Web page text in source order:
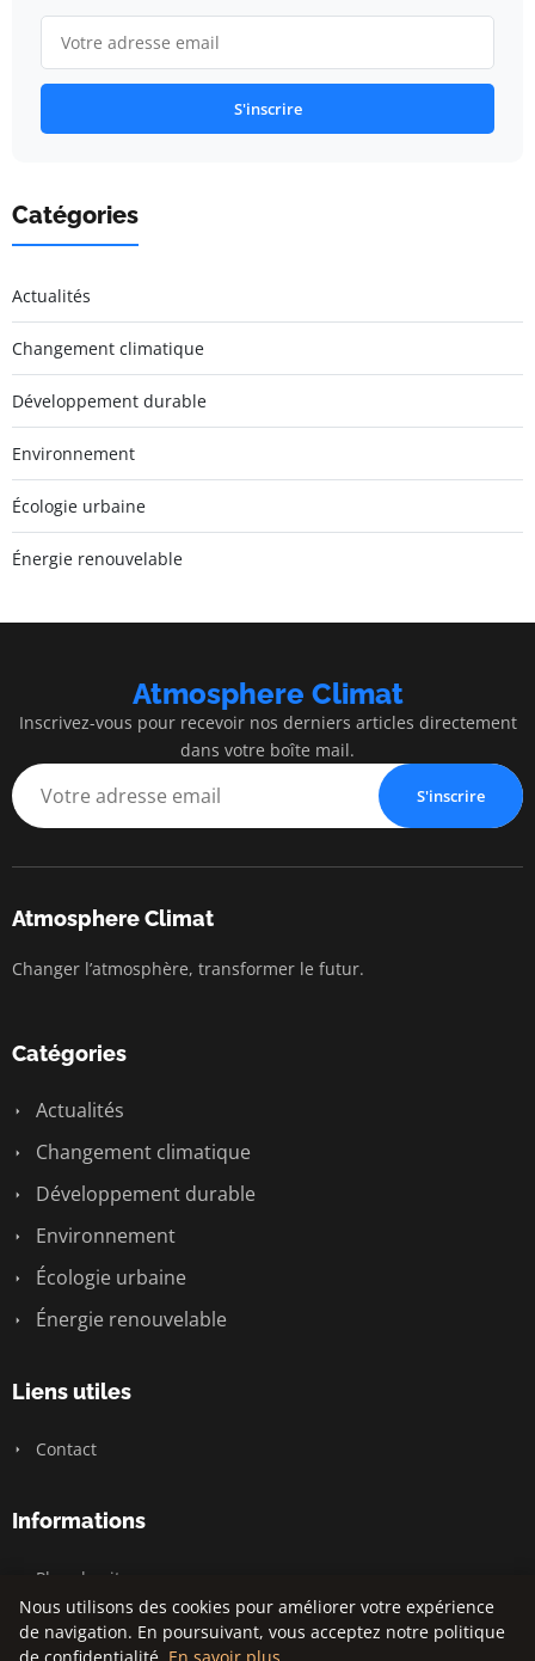
S'inscrire
Catégories
Actualités
Changement climatique
Développement durable
Environnement
Écologie urbaine
Énergie renouvelable
Atmosphere Climat
Inscrivez-vous pour recevoir nos derniers articles directement
dans votre boîte mail.
S'inscrire
Atmosphere Climat
Changer l’atmosphère, transformer le futur.
Catégories
Actualités
Changement climatique
Développement durable
Environnement
Écologie urbaine
Énergie renouvelable
Liens utiles
Contact
Informations
Plan du site
Nous utilisons des cookies pour améliorer votre expérience
de navigation. En poursuivant, vous acceptez notre politique